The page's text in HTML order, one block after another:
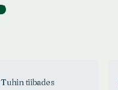
)
Tuhin tiibades